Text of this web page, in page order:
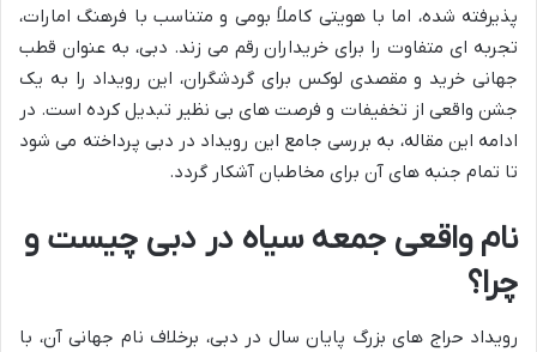
پذیرفته شده، اما با هویتی کاملاً بومی و متناسب با فرهنگ امارات،
تجربه ای متفاوت را برای خریداران رقم می زند. دبی، به عنوان قطب
جهانی خرید و مقصدی لوکس برای گردشگران، این رویداد را به یک
جشن واقعی از تخفیفات و فرصت های بی نظیر تبدیل کرده است. در
ادامه این مقاله، به بررسی جامع این رویداد در دبی پرداخته می شود
تا تمام جنبه های آن برای مخاطبان آشکار گردد.
نام واقعی جمعه سیاه در دبی چیست و
چرا؟
رویداد حراج های بزرگ پایان سال در دبی، برخلاف نام جهانی آن، با